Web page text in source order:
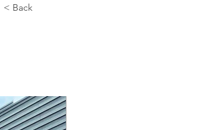
< Back